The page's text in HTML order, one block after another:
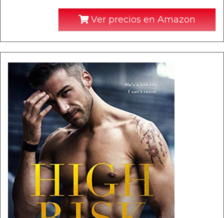
Ver precios en Amazon